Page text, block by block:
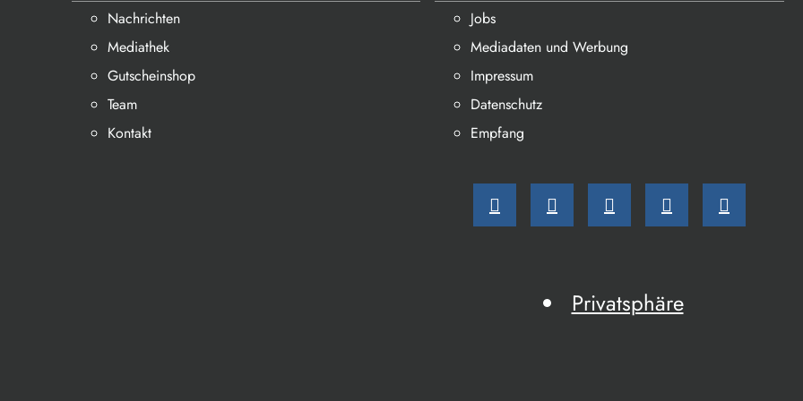
Nachrichten
Mediathek
Gutscheinshop
Team
Kontakt
Jobs
Mediadaten und Werbung
Impressum
Datenschutz
Empfang
Privatsphäre